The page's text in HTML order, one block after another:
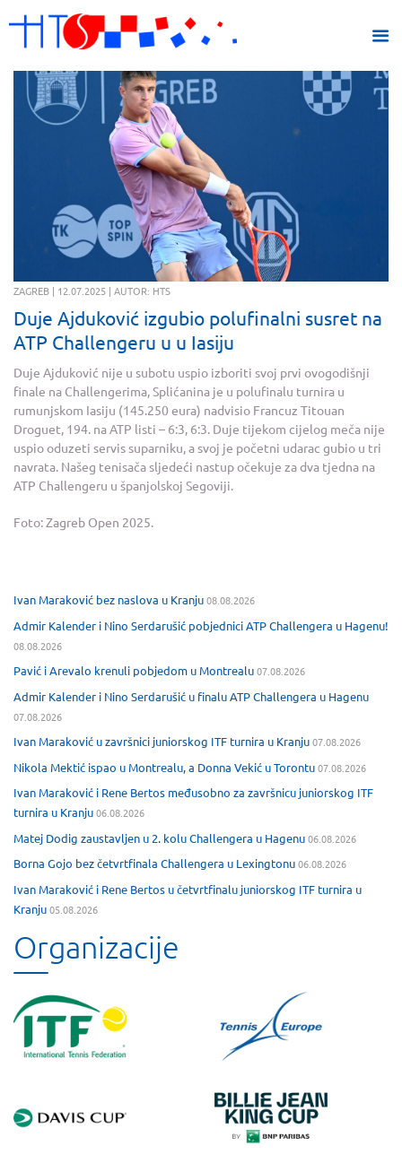
ZAGREB | 12.07.2025 | AUTOR: HTS
Duje Ajduković izgubio polufinalni susret na
ATP Challengeru u u Iasiju
Duje Ajduković nije u subotu uspio izboriti svoj prvi ovogodišnji
finale na Challengerima, Splićanina je u polufinalu turnira u
rumunjskom Iasiju (145.250 eura) nadvisio Francuz Titouan
Droguet, 194. na ATP listi – 6:3, 6:3. Duje tijekom cijelog meča nije
uspio oduzeti servis suparniku, a svoj je početni udarac gubio u tri
navrata. Našeg tenisača sljedeći nastup očekuje za dva tjedna na
ATP Challengeru u španjolskoj Segoviji.
Foto: Zagreb Open 2025.
Ivan Maraković bez naslova u Kranju08.08.2026
Admir Kalender i Nino Serdarušić pobjednici ATP Challengera u Hagenu!
08.08.2026
Pavić i Arevalo krenuli pobjedom u Montrealu07.08.2026
Admir Kalender i Nino Serdarušić u finalu ATP Challengera u Hagenu
07.08.2026
Ivan Maraković u završnici juniorskog ITF turnira u Kranju07.08.2026
Nikola Mektić ispao u Montrealu, a Donna Vekić u Torontu07.08.2026
Ivan Maraković i Rene Bertos međusobno za završnicu juniorskog ITF
turnira u Kranju06.08.2026
Matej Dodig zaustavljen u 2. kolu Challengera u Hagenu06.08.2026
Borna Gojo bez četvrtfinala Challengera u Lexingtonu06.08.2026
Ivan Maraković i Rene Bertos u četvrtfinalu juniorskog ITF turnira u
Kranju05.08.2026
Organizacije